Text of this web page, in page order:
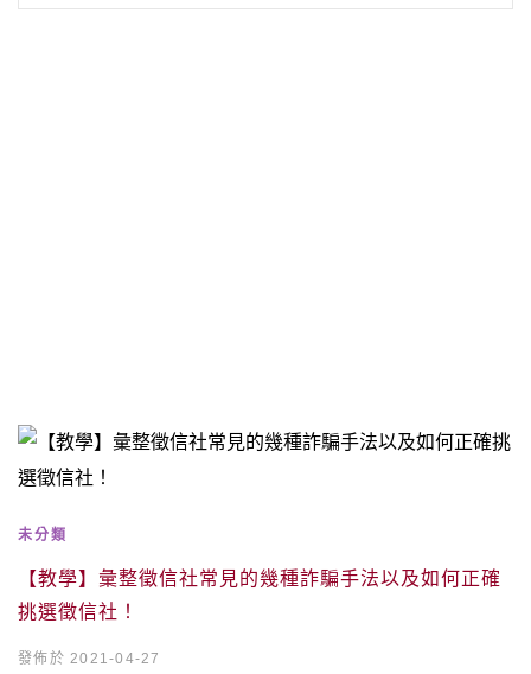
未分類
【教學】彙整徵信社常見的幾種詐騙手法以及如何正確
挑選徵信社！
發佈於 2021-04-27